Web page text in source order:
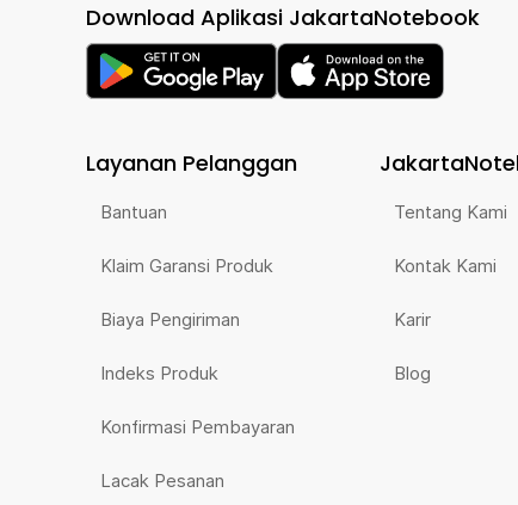
Download Aplikasi JakartaNotebook
Layanan Pelanggan
Bantuan
Klaim Garansi Produk
Biaya Pengiriman
Indeks Produk
Konfirmasi Pembayaran
Lacak Pesanan
Tentang Kami
Kontak Kami
Karir
Blog